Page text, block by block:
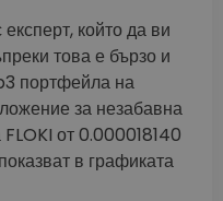
който да ви
това е бързо и
портфейла на
за незабавна
от 0.000018140
в графиката